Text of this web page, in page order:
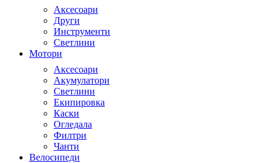
Аксесоари
Други
Инструменти
Светлини
Мотори
Аксесоари
Акумулатори
Светлини
Екипировка
Каски
Огледала
Филтри
Чанти
Велосипеди